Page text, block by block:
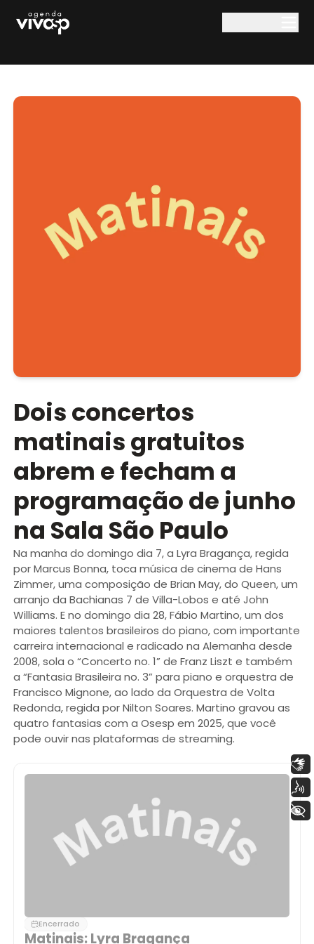
Dois concertos
matinais gratuitos
abrem e fecham a
programação de junho
na Sala São Paulo
Na manha do domingo dia 7, a Lyra Bragança, regida
por Marcus Bonna, toca música de cinema de Hans
Zimmer, uma composição de Brian May, do Queen, um
arranjo da Bachianas 7 de Villa-Lobos e até John
Williams. E no domingo dia 28, Fábio Martino, um dos
maiores talentos brasileiros do piano, com importante
carreira internacional e radicado na Alemanha desde
2008, sola o “Concerto no. 1” de Franz Liszt e também
a “Fantasia Brasileira no. 3” para piano e orquestra de
Francisco Mignone, ao lado da Orquestra de Volta
Redonda, regida por Nilton Soares. Martino gravou as
quatro fantasias com a Osesp em 2025, que você
pode ouvir nas plataformas de streaming.
Encerrado
Matinais: Lyra Bragança
+ Acessibilidade